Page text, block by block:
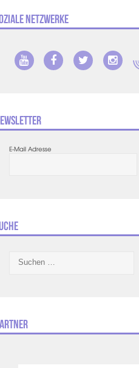
Netzwerke
E-Mail Adresse
nach: